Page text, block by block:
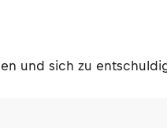
und sich zu